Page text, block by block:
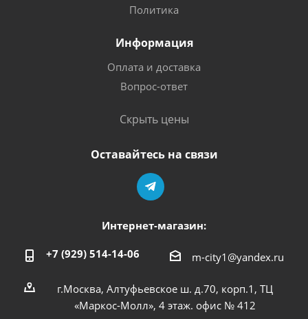
Политика
Информация
Оплата и доставка
Вопрос-ответ
Скрыть цены
Оставайтесь на связи
Интернет-магазин:
+7 (929) 514-14-06 m-city1@yandex.ru
г.Москва, Алтуфьевское ш. д.70, корп.1, ТЦ
«Маркос-Молл», 4 этаж. офис № 412